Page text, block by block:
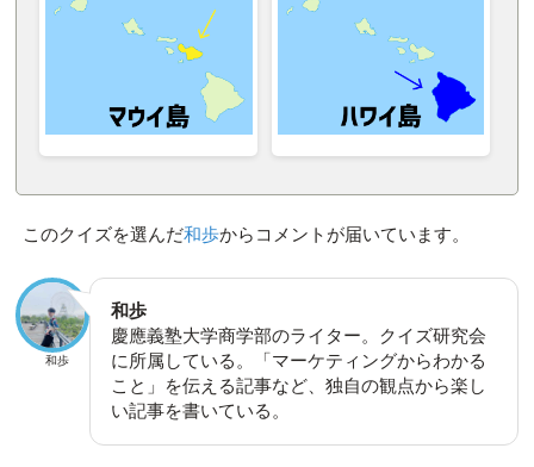
このクイズを選んだ和歩からコメントが届いています。
和歩
和歩
慶應義塾大学商学部のライター。クイズ研究会
に所属している。「マーケティングからわかる
こと」を伝える記事など、独自の観点から楽し
い記事を書いている。